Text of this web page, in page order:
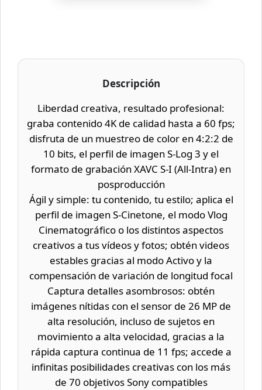
Descripción
Liberdad creativa, resultado profesional:
graba contenido 4K de calidad hasta a 60 fps;
disfruta de un muestreo de color en 4:2:2 de
10 bits, el perfil de imagen S-Log 3 y el
formato de grabación XAVC S-I (All-Intra) en
posproducción
Ágil y simple: tu contenido, tu estilo; aplica el
perfil de imagen S-Cinetone, el modo Vlog
Cinematográfico o los distintos aspectos
creativos a tus vídeos y fotos; obtén videos
estables gracias al modo Activo y la
compensación de variación de longitud focal
Captura detalles asombrosos: obtén
imágenes nítidas con el sensor de 26 MP de
alta resolución, incluso de sujetos en
movimiento a alta velocidad, gracias a la
rápida captura continua de 11 fps; accede a
infinitas posibilidades creativas con los más
de 70 objetivos Sony compatibles